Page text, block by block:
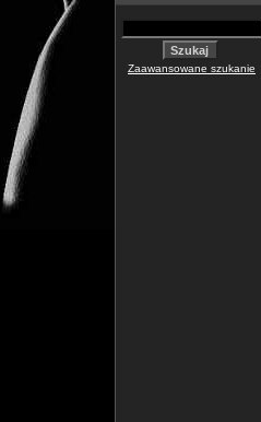
Zaawansowane szukanie